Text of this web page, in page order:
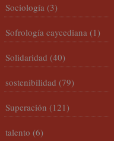
Sociología (3)
Sofrología caycediana (1)
Solidaridad (40)
sostenibilidad (79)
Superación (121)
talento (6)